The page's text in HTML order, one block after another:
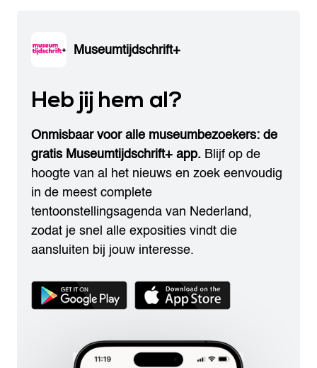
Museumtijdschrift+
Heb jij hem al?
Onmisbaar voor alle museumbezoekers: de
gratis Museumtijdschrift+ app. Blijf op de
hoogte van al het nieuws en zoek eenvoudig
in de meest complete
tentoonstellingsagenda van Nederland,
zodat je snel alle exposities vindt die
aansluiten bij jouw interesse.